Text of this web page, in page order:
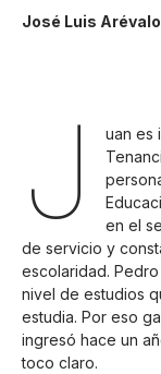
José Luis Arévalo
J
uan es
en el
de servicio y
escolaridad.
nivel de estudios
estudia. Por eso
ingresó hace un
toco claro.